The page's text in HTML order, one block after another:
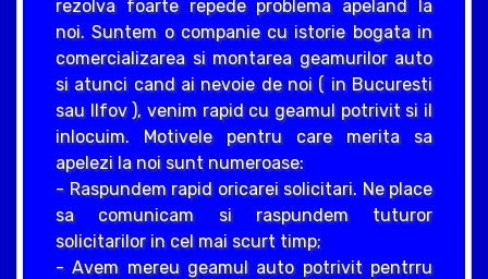
rezolva foarte repede problema apeland la
noi. Suntem o companie cu istorie bogata in
comercializarea si montarea geamurilor auto
si atunci cand ai nevoie de noi ( in Bucuresti
sau Ilfov ), venim rapid cu geamul potrivit si il
inlocuim. Motivele pentru care merita sa
apelezi la noi sunt numeroase:
- Raspundem rapid oricarei solicitari. Ne place
sa comunicam si raspundem tuturor
solicitarilor in cel mai scurt timp;
- Avem mereu geamul auto potrivit pentrru